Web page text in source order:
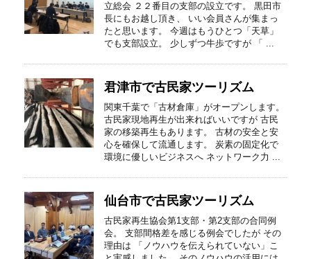
立総会 ２２番目の支部の設立です。 黒田市
長にもお越し頂き、 いい会員さんが集まっ
たと思います。 今週はもうひとつ「天草」
でも支部設立。 少しずつ牛歩ですが 「 ...
君津市で古民家ツーリズム
関東千葉で「古材倉庫」がオープンします。
古民家現地再生が出来ればいいですが 古民
家の移築再生もあります。 古材の安全と安
心を確保して流通します。 炭素の固定化で
環境に優しいビジネスへ ネットワーク力 ...
仙台市で古民家ツーリズム
古民家再生協会第1支部・第2支部の合同例
会。 支部間格差を感じる例会でしたが その
理由は 「ノウハウを伝えられていない」こ